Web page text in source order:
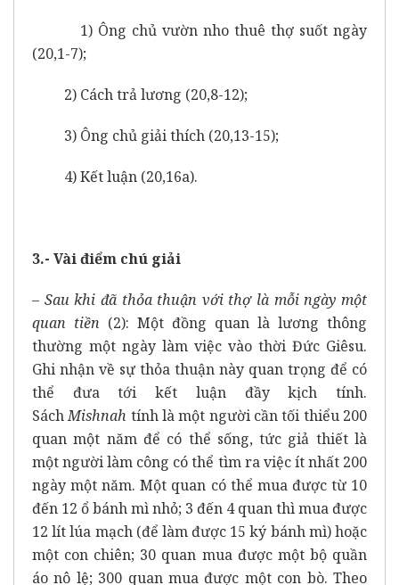
1) Ông chủ vườn nho thuê thợ suốt ngày
(20,1-7);
2) Cách trả lương (20,8-12);
3) Ông chủ giải thích (20,13-15);
4) Kết luận (20,16a).
3.- Vài điểm chú giải
– Sau khi đã thỏa thuận với thợ là mỗi ngày một
quan tiền (2): Một đồng quan là lương thông
thường một ngày làm việc vào thời Đức Giêsu.
Ghi nhận về sự thỏa thuận này quan trọng để có
thể đưa tới kết luận đầy kịch tính.
SáchMishnah tính là một người cần tối thiểu 200
quan một năm để có thể sống, tức giả thiết là
một người làm công có thể tìm ra việc ít nhất 200
ngày một năm. Một quan có thể mua được từ 10
đến 12 ổ bánh mì nhỏ; 3 đến 4 quan thì mua được
12 lít lúa mạch (để làm được 15 ký bánh mì) hoặc
một con chiên; 30 quan mua được một bộ quần
áo nô lệ; 300 quan mua được một con bò. Theo